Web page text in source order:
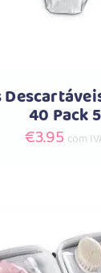
40 Pack 5
€3.95 com